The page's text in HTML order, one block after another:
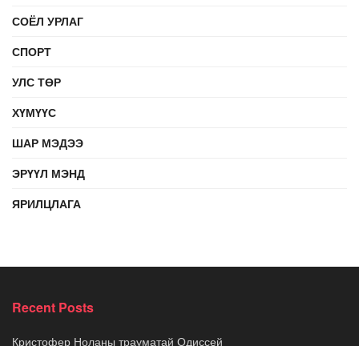
СОЁЛ УРЛАГ
СПОРТ
УЛС ТӨР
ХҮМҮҮС
ШАР МЭДЭЭ
ЭРҮҮЛ МЭНД
ЯРИЛЦЛАГА
Recent Posts
Кристофер Ноланы трауматай Одиссей